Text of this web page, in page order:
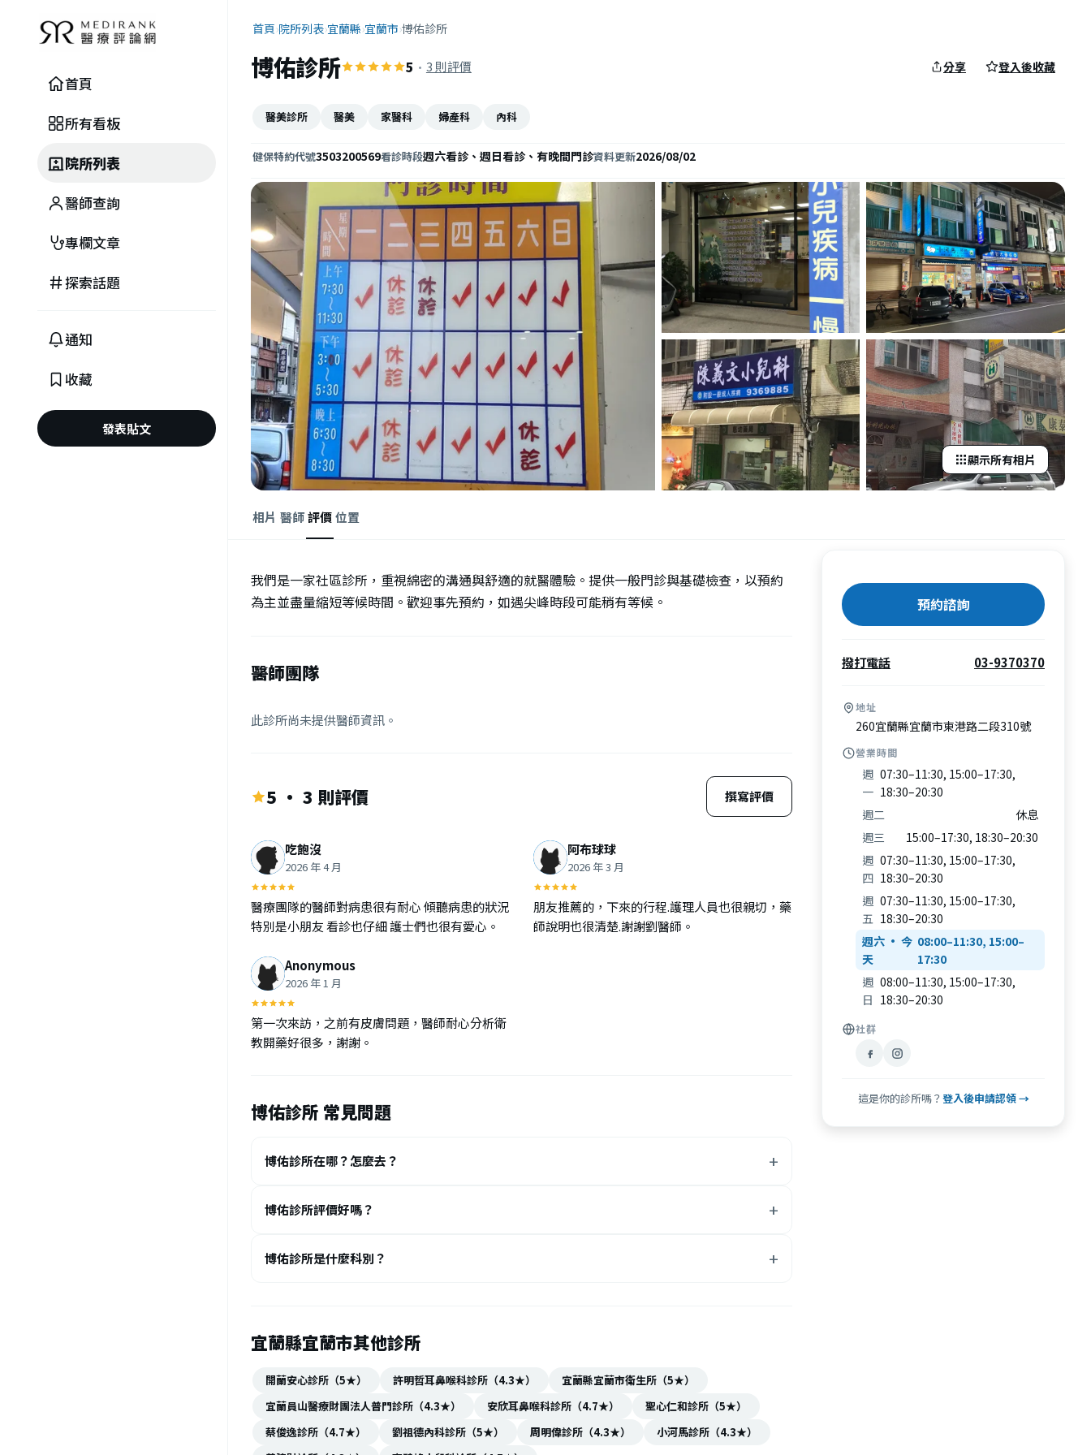
首頁
所有看板
院所列表
醫師查詢
專欄文章
探索話題
通知
收藏
發表貼文
首頁›院所列表›宜蘭縣›宜蘭市›博佑診所
博佑診所 5 · 3 則評價 分享 登入後收藏
醫美診所 醫美 家醫科 婦產科 內科
健保特約代號3503200569看診時段週六看診、週日看診、有晚間門診資料更新2026/08/02
顯示所有相片
相片 醫師評價位置
我們是一家社區診所，重視綿密的溝通與舒適的就醫體驗。提供一般門診與基礎檢查，以預約
為主並盡量縮短等候時間。歡迎事先預約，如遇尖峰時段可能稍有等候。
醫師團隊
此診所尚未提供醫師資訊。
5 · 3 則評價 撰寫評價
吃飽沒
2026 年 4 月
醫療團隊的醫師對病患很有耐心 傾聽病患的狀況
特別是小朋友 看診也仔細 護士們也很有愛心。
阿布球球
2026 年 3 月
朋友推薦的，下來的行程.護理人員也很親切，藥
師說明也很清楚.謝謝劉醫師。
Anonymous
2026 年 1 月
第一次來訪，之前有皮膚問題，醫師耐心分析衛
教開藥好很多，謝謝。
博佑診所 常見問題
博佑診所在哪？怎麼去？
博佑診所評價好嗎？
博佑診所是什麼科別？
宜蘭縣宜蘭市其他診所
開蘭安心診所（5★） 許明哲耳鼻喉科診所（4.3★）
宜蘭縣宜蘭市衛生所（5★）
宜蘭員山醫療財團法人普門診所（4.3★）
安欣耳鼻喉科診所（4.7★）
聖心仁和診所（5★）
蔡俊逸診所（4.7★）
劉祖德內科診所（5★） 周明偉診所（4.3★）
小河馬診所（4.3★）
預約諮詢
撥打電話 03-9370370
地址
260宜蘭縣宜蘭市東港路二段310號
營業時間
週
一
07:30–11:30, 15:00–17:30,
18:30–20:30
週二
休息
週三
15:00–17:30, 18:30–20:30
週
四
07:30–11:30, 15:00–17:30,
18:30–20:30
週
五
07:30–11:30, 15:00–17:30,
18:30–20:30
週六
08:00–11:30, 15:00–
17:30
週
日
08:00–11:30, 15:00–17:30,
18:30–20:30
社群
這是你的診所嗎？ 登入後申請認領 →